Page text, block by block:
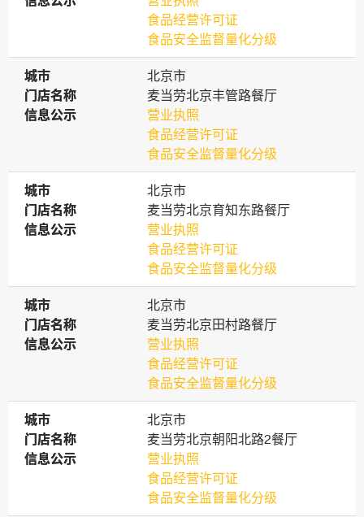
食品经营许可证
食品安全监督量化分级
城市
城市
北京市
门店名称
门店名称
麦当劳北京丰管路餐厅
信息公示
信息公示
营业执照
食品经营许可证
食品安全监督量化分级
城市
城市
北京市
门店名称
门店名称
麦当劳北京育知东路餐厅
信息公示
信息公示
营业执照
食品经营许可证
食品安全监督量化分级
城市
城市
北京市
门店名称
门店名称
麦当劳北京田村路餐厅
信息公示
信息公示
营业执照
食品经营许可证
食品安全监督量化分级
城市
城市
北京市
门店名称
门店名称
麦当劳北京朝阳北路2餐厅
信息公示
信息公示
营业执照
食品经营许可证
食品安全监督量化分级